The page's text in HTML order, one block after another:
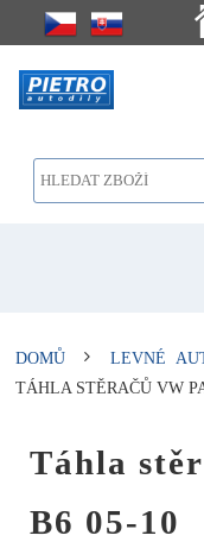
DOMŮ LEVNÉ
TÁHLA STĚRAČŮ VW
Táhla
B6 05-10